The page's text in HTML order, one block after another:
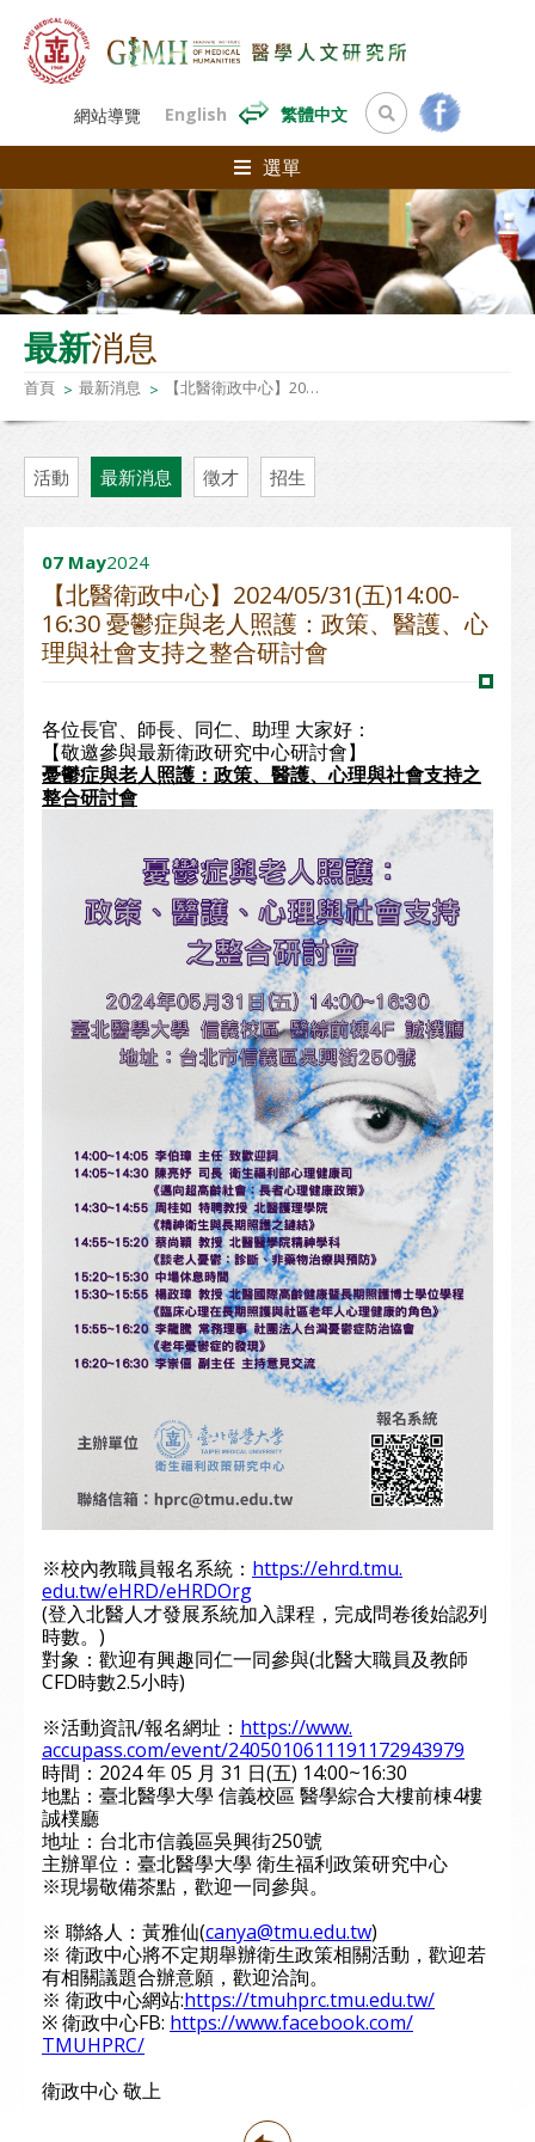
網站導覽 English 繁體中文
選單
最新消息
首頁 最新消息 【北醫衛政中心】2024/05/31(五)14:00-16:30 憂鬱症與老人照護：政策、醫護、心理與社會支持之整合研討會
活動 最新消息 徵才 招生
07 May2024
【北醫衛政中心】2024/05/31(五)14:00-
16:30 憂鬱症與老人照護：政策、醫護、心
理與社會支持之整合研討會
各位長官、師長、同仁、助理 大家好：
【敬邀參與最新衛政研究中心研討會】
憂鬱症與老人照護：政策、醫護、心理與社會支持之
整合研討會
※校內教職員報名系統： https://ehrd.tmu.
edu.tw/eHRD/eHRDOrg
(登入北醫人才發展系統加入課程，完成問卷後始認列
時數。)
對象：歡迎有興趣同仁一同參與(北醫大職員及教師
CFD時數2.5小時)
※活動資訊/報名網址： https://www.
accupass.com/event/2405010611191172943979
時間：2024 年 05 月 31 日(五) 14:00~16:30
地點：臺北醫學大學 信義校區 醫學綜合大樓前棟4樓
誠樸廳
地址：台北市信義區吳興街250號
主辦單位：臺北醫學大學 衛生福利政策研究中心
※現場敬備茶點，歡迎一同參與。
※ 聯絡人：黃雅仙(canya@tmu.edu.tw)
※ 衛政中心將不定期舉辦衛生政策相關活動， 歡迎若
有相關議題合辦意願，歡迎洽詢。
※ 衛政中心網站:https://tmuhprc.tmu.edu.tw/
※ 衛政中心FB: https://www.facebook.com/
TMUHPRC/
衛政中心 敬上